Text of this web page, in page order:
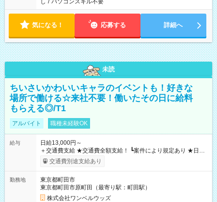
し / パソコンスキル不要
気になる！ 応募する 詳細へ
未読
ちいさいかわいいキャラのイベントも！好きな
場所で働ける☆来社不要！働いたその日に給料
もらえる◎/T1
アルバイト 職種未経験OK
給与
日給13,000円～
＋交通費支給 ★交通費全額支給！ ┗案件により規定あり ★日払
いOK！（規定あり） ┗働いたその日に現金GET♪ お仕事後はコ
ンビニATMから 日払い分を引き落とせます！ 【試用期間】試
交通費別途支給あり
勤務地
東京都町田市
東京都町田市原町田（最寄り駅：町田駅）
株式会社ワンベルウッズ